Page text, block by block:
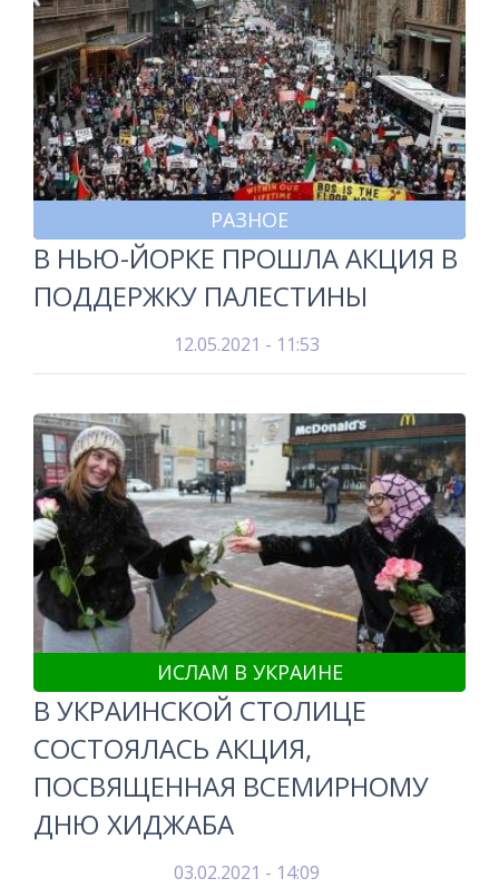
РАЗНОЕ
В НЬЮ-ЙОРКЕ ПРОШЛА АКЦИЯ В
ПОДДЕРЖКУ ПАЛЕСТИНЫ
12.05.2021 - 11:53
ИСЛАМ В УКРАИНЕ
В УКРАИНСКОЙ СТОЛИЦЕ
СОСТОЯЛАСЬ АКЦИЯ,
ПОСВЯЩЕННАЯ ВСЕМИРНОМУ
ДНЮ ХИДЖАБА
03.02.2021 - 14:09